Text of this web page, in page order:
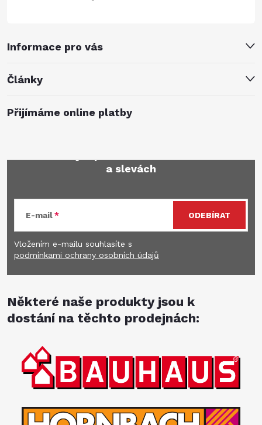
Informace pro vás
Články
Přijímáme online platby
a slevách
E-mail
Vložením e-mailu souhlasíte s
podmínkami ochrany osobních údajů
ODEBÍRAT
Některé naše produkty jsou k
dostání na těchto prodejnách: